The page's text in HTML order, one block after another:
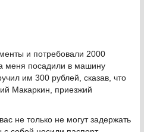
и потребовали 2000
меня посадили в машину
им 300 рублей, сказав, что
Макаркин, приезжий
не только не могут задержать